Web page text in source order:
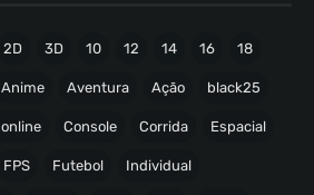
2D 3D 10 12 14 16 18
Anime Aventura Ação black25
Console Corrida Espacial
FPS Futebol Individual